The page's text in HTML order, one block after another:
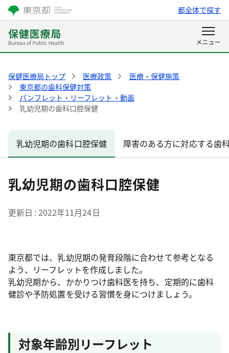
都全体で探す
保健医療局トップ 医療政策
医療・保健施策
東京都の歯科保健対策
パンフレット・リーフレット・動画
乳幼児期の歯科口腔保健
乳幼児期の歯科口腔保健 障害のある方に対応する歯
乳幼児期の歯科口腔保健
更新日 2022年11月24日
東京都では、乳幼児期の発育段階に合わせて参考となる
よう、リーフレットを作成しました。
乳幼児期から、かかりつけ歯科医を持ち、定期的に歯科
健診や予防処置を受ける習慣を身につけましょう。
対象年齢別リーフレット